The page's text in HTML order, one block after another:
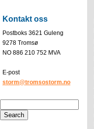
Kontakt oss
Postboks 3621 Guleng
9278 Tromsø
NO 886 210 752 MVA
E-post
storm@tromsostorm.no